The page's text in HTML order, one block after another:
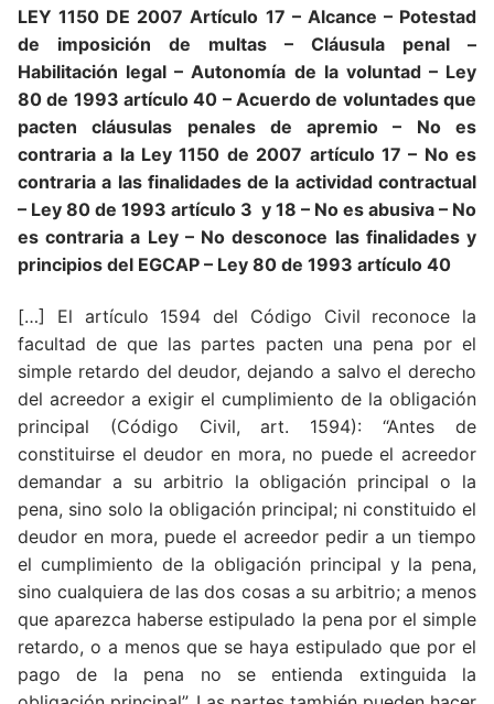
LEY 1150 DE 2007 Artículo 17 – Alcance – Potestad
de imposición de multas – Cláusula penal –
Habilitación legal – Autonomía de la voluntad –Ley
80 de 1993 artículo 40 – Acuerdo de voluntades que
pacten cláusulas penales de apremio – No es
contraria a la Ley 1150 de 2007 artículo 17 – No es
contraria a las finalidades de la actividad contractual
– Ley 80 de 1993 artículo 3 y 18 – No es abusiva – No
es contraria a Ley – No desconoce las finalidades y
principios del EGCAP – Ley 80 de 1993 artículo 40
[…] El artículo 1594 del Código Civil reconoce la
facultad de que las partes pacten una pena por el
simple retardo del deudor, dejando a salvo el derecho
del acreedor a exigir el cumplimiento de la obligación
principal (Código Civil, art. 1594): “Antes de
constituirse el deudor en mora, no puede el acreedor
demandar a su arbitrio la obligación principal o la
pena, sino solo la obligación principal; ni constituido el
deudor en mora, puede el acreedor pedir a un tiempo
el cumplimiento de la obligación principal y la pena,
sino cualquiera de las dos cosas a su arbitrio; a menos
que aparezca haberse estipulado la pena por el simple
retardo, o a menos que se haya estipulado que por el
pago de la pena no se entienda extinguida la